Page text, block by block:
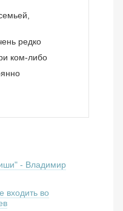
редко
ком-либо
- Владимир
входить во